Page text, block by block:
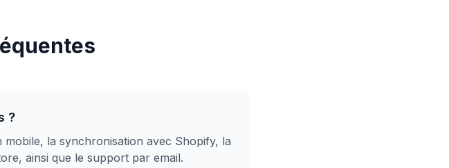
?
la synchronisation avec Shopify, la
ainsi que le support par email.